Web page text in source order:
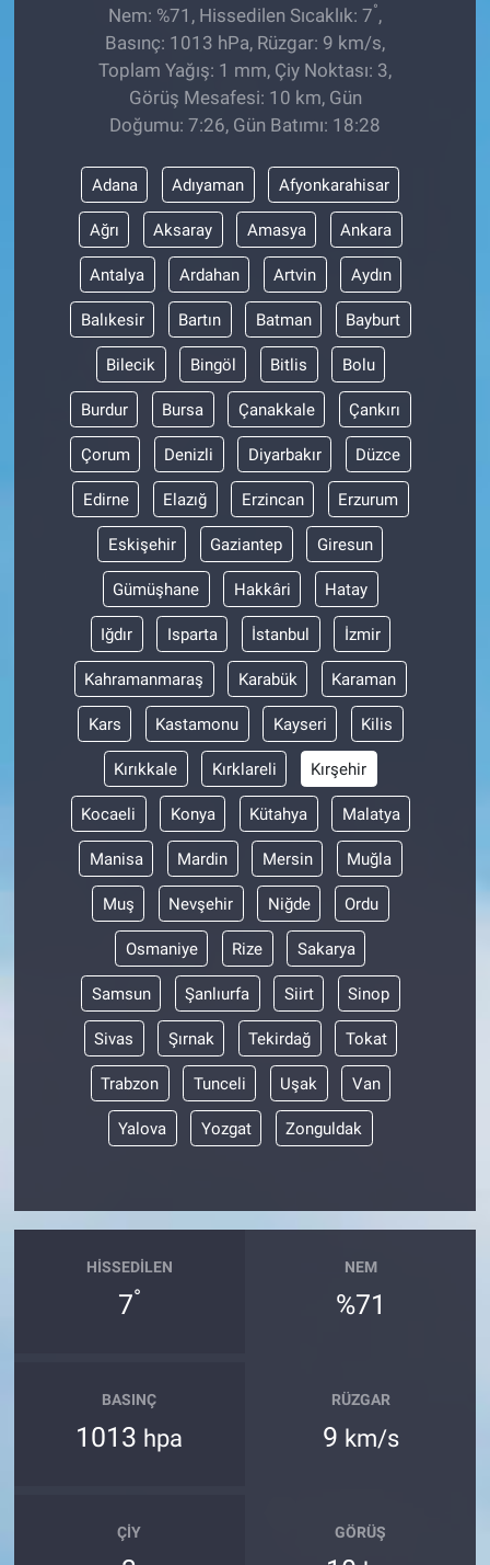
Nem: %71, Hissedilen Sıcaklık: 7°,
Basınç: 1013 hPa, Rüzgar: 9 km/s,
Toplam Yağış: 1 mm, Çiy Noktası: 3,
Görüş Mesafesi: 10 km, Gün
Doğumu: 7:26, Gün Batımı: 18:28
Adana Adıyaman Afyonkarahisar
Ağrı Aksaray Amasya Ankara
Antalya Ardahan Artvin Aydın
Balıkesir Bartın Batman Bayburt
Bilecik Bingöl Bitlis Bolu
Burdur Bursa Çanakkale Çankırı
Çorum Denizli Diyarbakır Düzce
Edirne Elazığ Erzincan Erzurum
Eskişehir Gaziantep Giresun
Gümüşhane Hakkâri Hatay
Iğdır Isparta İstanbul İzmir
Kahramanmaraş Karabük Karaman
Kars Kastamonu Kayseri Kilis
Kırıkkale Kırklareli Kırşehir
Kocaeli Konya Kütahya Malatya
Manisa Mardin Mersin Muğla
Muş Nevşehir Niğde Ordu
Osmaniye Rize Sakarya
Samsun Şanlıurfa Siirt Sinop
Sivas Şırnak Tekirdağ Tokat
Trabzon Tunceli Uşak Van
Yalova Yozgat Zonguldak
HISSEDILEN
7°
NEM
%71
BASINÇ
1013 hpa
RÜZGAR
9 km/s
ÇIY GÖRÜŞ